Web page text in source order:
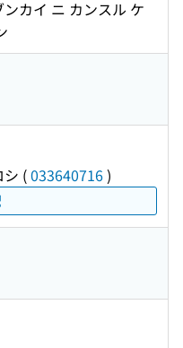
カイ ニ カンスル ケ
シ (033640716)